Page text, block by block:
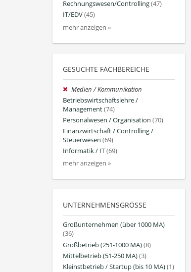
Rechnungswesen/Controlling(47)
IT/EDV(45)
mehr anzeigen »
GESUCHTE FACHBEREICHE
Medien / Kommunikation
Betriebswirtschaftslehre /
Management(74)
Personalwesen / Organisation (70)
Finanzwirtschaft / Controlling /
Steuerwesen (69)
Informatik / IT(69)
mehr anzeigen »
UNTERNEHMENSGRÖSSE
Großunternehmen (über 1000 MA)
(36)
Großbetrieb (251-1000 MA)(8)
Mittelbetrieb (51-250 MA)(3)
Kleinstbetrieb / Startup (bis 10 MA)(1)